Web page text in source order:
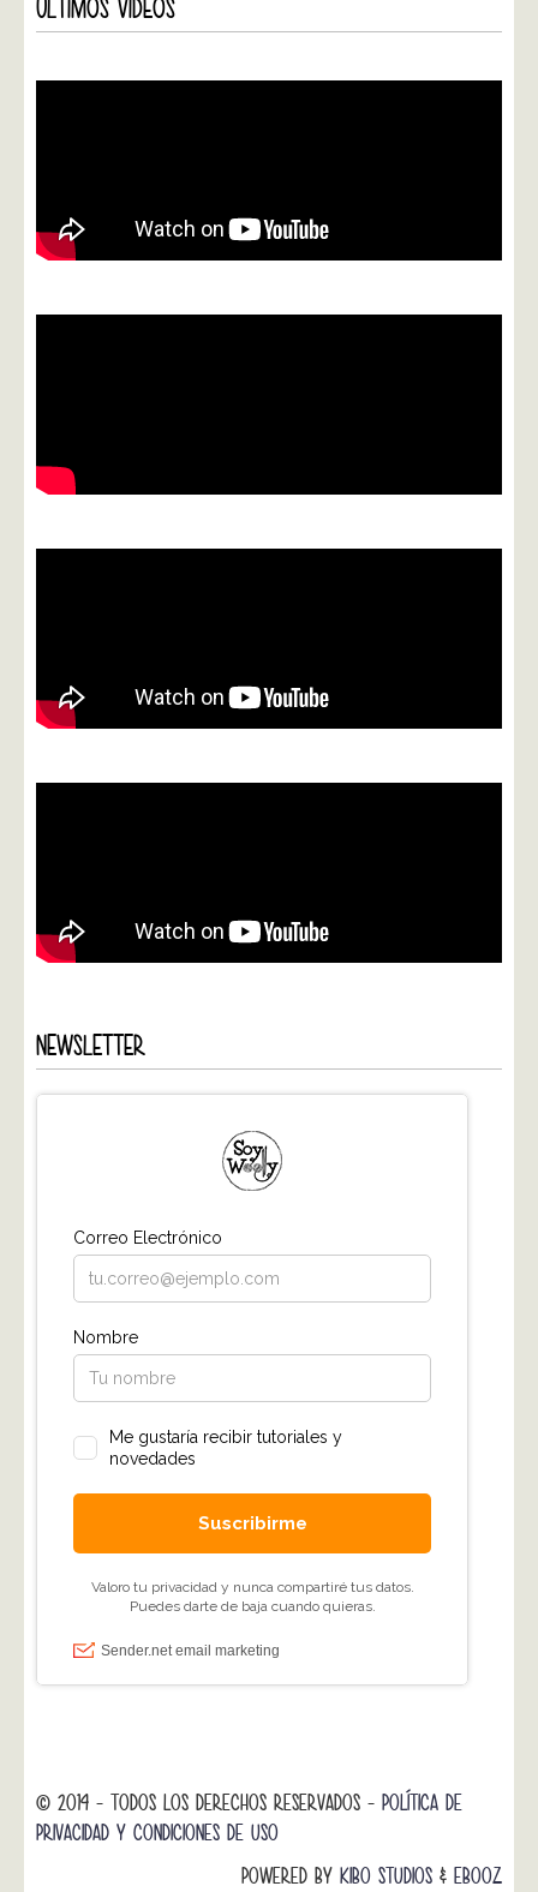
ÚLTIMOS VIDEOS
NEWSLETTER
© 2014 - TODOS LOS DERECHOS RESERVADOS - POLÍTICA DE
PRIVACIDAD Y CONDICIONES DE USO
POWERED BY KIBO STUDIOS & EBOOZ